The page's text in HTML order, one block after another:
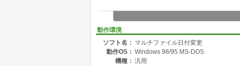
動作環境
ソフト名： マルチファイル日付変更
動作OS： Windows 98/95 MS-DOS
機種： 汎用